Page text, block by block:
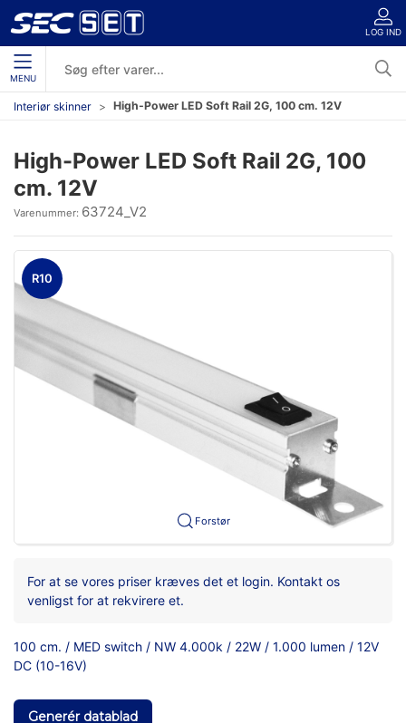
LOG IND
MENU
Interiør skinner High-Power LED Soft Rail 2G, 100 cm. 12V
High-Power LED Soft Rail 2G, 100
cm. 12V
Varenummer: 63724_V2
R10
Forstør
For at se vores priser kræves det et login. Kontakt os
venligst for at rekvirere et.
100 cm. / MED switch / NW 4.000k / 22W / 1.000 lumen / 12V
DC (10-16V)
Generér datablad